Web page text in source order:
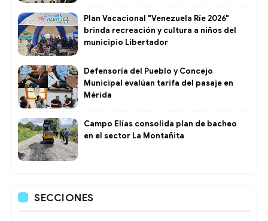
Plan Vacacional "Venezuela Ríe 2026"
brinda recreación y cultura a niños del
municipio Libertador
Defensoría del Pueblo y Concejo
Municipal evalúan tarifa del pasaje en
Mérida
Campo Elías consolida plan de bacheo
en el sector La Montañita
SECCIONES